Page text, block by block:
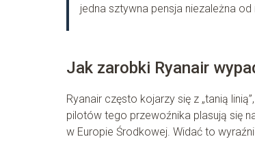
jedna sztywna pensja niezależna od
Jak zarobki Ryanair
Ryanair często kojarzy się z „tanią
pilotów tego przewoźnika plasują się
w Europie Środkowej. Widać to